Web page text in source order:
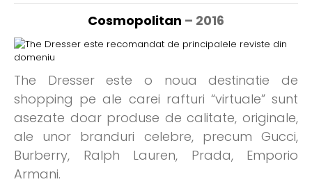
Cosmopolitan – 2016
The Dresser este o noua destinatie de
shopping pe ale carei rafturi “virtuale” sunt
asezate doar produse de calitate, originale,
ale unor branduri celebre, precum Gucci,
Burberry, Ralph Lauren, Prada, Emporio
Armani.